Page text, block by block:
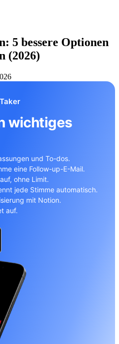
5 bessere Optionen
(2026)
wichtiges
und To-dos.
eine Follow-up-E-Mail.
ohne Limit.
jede Stimme automatisch.
mit Notion.
auf.